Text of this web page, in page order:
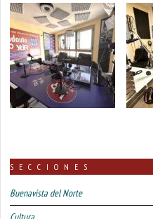
SECCIONES
Buenavista del Norte